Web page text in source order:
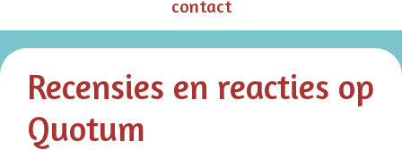
contact
Recensies en reacties op
Quotum